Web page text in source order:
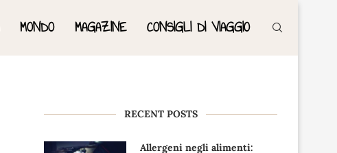
MONDO MAGAZINE CONSIGLI DI VIAGGIO
RECENT POSTS
Allergeni negli alimenti: